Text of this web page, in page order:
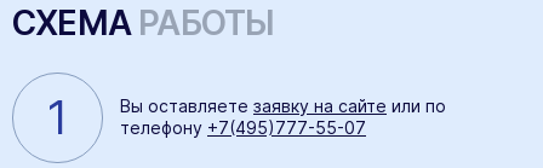
СХЕМАРАБОТЫ
1 Вы оставляете заявку на сайте или по
телефону +7(495)777-55-07